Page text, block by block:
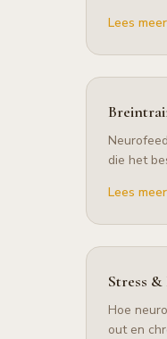
Lees meer
die het
Lees meer
Stress
Hoe
out en